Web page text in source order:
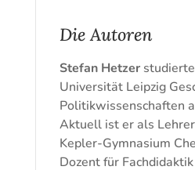
Die Autoren
Stefan Hetzer
Universität Leipzig
Politikwissenschaften
Aktuell ist er als
Kepler-Gymnasium
Dozent für